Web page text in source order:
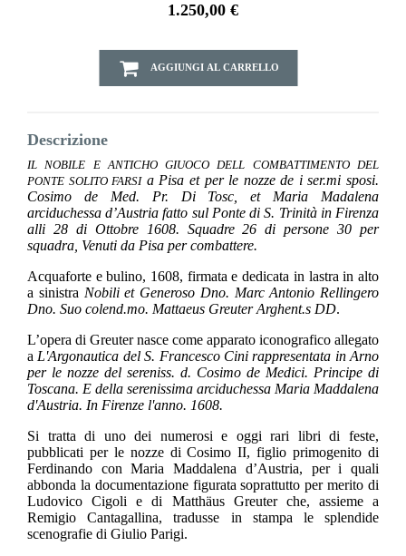
1.250,00 €
AGGIUNGI AL CARRELLO
Descrizione
IL NOBILE E ANTICHO GIUOCO DELL COMBATTIMENTO DEL
PONTE SOLITO FARSI a Pisa et per le nozze de i ser.mi sposi.
Cosimo de Med. Pr. Di Tosc, et Maria Madalena
arciduchessa d’Austria fatto sul Ponte di S. Trinità in Firenza
alli 28 di Ottobre 1608. Squadre 26 di persone 30 per
squadra, Venuti da Pisa per combattere.
Acquaforte e bulino, 1608, firmata e dedicata in lastra in alto
a sinistra Nobili et Generoso Dno. Marc Antonio Rellingero
Dno. Suo colend.mo. Mattaeus Greuter Arghent.s DD.
L’opera di Greuter nasce come apparato iconografico allegato
a L'Argonautica del S. Francesco Cini rappresentata in Arno
per le nozze del sereniss. d. Cosimo de Medici. Principe di
Toscana. E della serenissima arciduchessa Maria Maddalena
d'Austria. In Firenze l'anno. 1608.
Si tratta di uno dei numerosi e oggi rari libri di feste,
pubblicati per le nozze di Cosimo II, figlio primogenito di
Ferdinando con Maria Maddalena d’Austria, per i quali
abbonda la documentazione figurata soprattutto per merito di
Ludovico Cigoli e di Matthäus Greuter che, assieme a
Remigio Cantagallina, tradusse in stampa le splendide
scenografie di Giulio Parigi.